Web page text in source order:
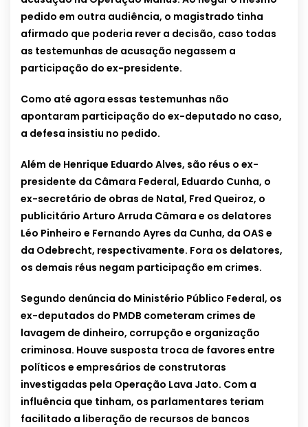
pedido em outra audiência, o magistrado tinha
afirmado que poderia rever a decisão, caso todas
as testemunhas de acusação negassem a
participação do ex-presidente.
Como até agora essas testemunhas não
apontaram participação do ex-deputado no caso,
a defesa insistiu no pedido.
Além de Henrique Eduardo Alves, são réus o ex-
presidente da Câmara Federal, Eduardo Cunha, o
ex-secretário de obras de Natal, Fred Queiroz, o
publicitário Arturo Arruda Câmara e os delatores
Léo Pinheiro e Fernando Ayres da Cunha, da OAS e
da Odebrecht, respectivamente. Fora os delatores,
os demais réus negam participação em crimes.
Segundo denúncia do Ministério Público Federal, os
ex-deputados do PMDB cometeram crimes de
lavagem de dinheiro, corrupção e organização
criminosa. Houve susposta troca de favores entre
políticos e empresários de construtoras
investigadas pela Operação Lava Jato. Com a
influência que tinham, os parlamentares teriam
facilitado a liberação de recursos de bancos